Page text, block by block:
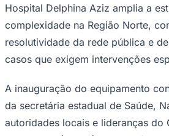
Hospital Delphina Aziz amplia a
complexidade na Região Norte,
resolutividade da rede pública e
casos que exigem intervenções
A inauguração do equipamento
da secretária estadual de Saúde,
autoridades locais e lideranças do